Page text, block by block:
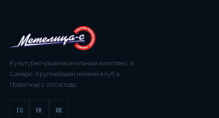
Культурно-развлекательный комплекс в
Самаре. Крупнейший ночной клуб в
Поволжье с 2004 года.
TG VK ЯК